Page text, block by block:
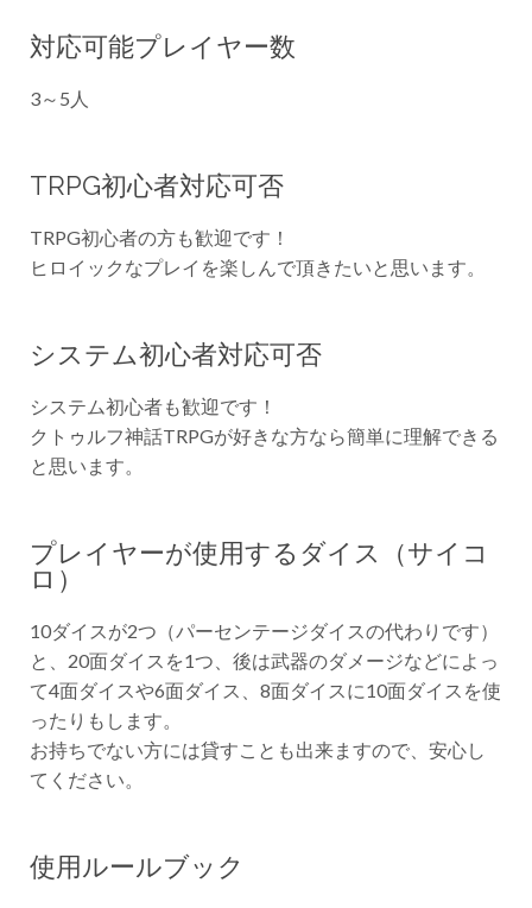
対応可能プレイヤー数
3～5人
TRPG初心者対応可否
TRPG初心者の方も歓迎です！
ヒロイックなプレイを楽しんで頂きたいと思います。
システム初心者対応可否
システム初心者も歓迎です！
クトゥルフ神話TRPGが好きな方なら簡単に理解できる
と思います。
プレイヤーが使用するダイス（サイコ
ロ）
10ダイスが2つ（パーセンテージダイスの代わりです）
と、20面ダイスを1つ、後は武器のダメージなどによっ
て4面ダイスや6面ダイス、8面ダイスに10面ダイスを使
ったりもします。
お持ちでない方には貸すことも出来ますので、安心し
てください。
使用ルールブック